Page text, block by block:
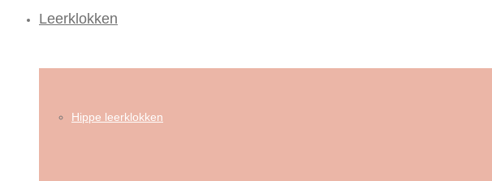
Leerklokken
Hippe leerklokken